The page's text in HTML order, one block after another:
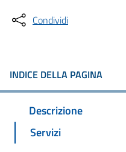
Condividi
INDICE DELLA PAGINA
Descrizione
Servizi